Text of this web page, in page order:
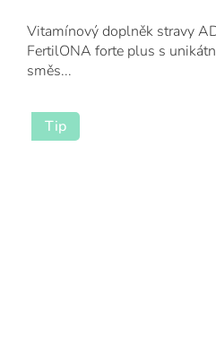
Vitamínový doplněk stravy
FertilONA forte plus s
směs...
Tip